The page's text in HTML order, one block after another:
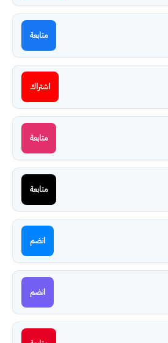
متابعة
اشتراك
متابعة
متابعة
انضم
انضم